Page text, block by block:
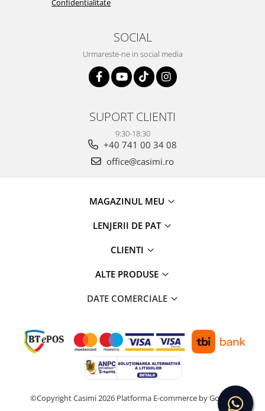
Confidentialitate
SOCIAL
Urmareste-ne in social media
SUPORT CLIENTI
9:30-18:30
+40 741 00 34 08
office@casimi.ro
MAGAZINUL MEU
LENJERII DE PAT
CLIENTI
ALTE PRODUSE
DATE COMERCIALE
©Copyright Casimi 2026 Platforma E-commerce by Gomag